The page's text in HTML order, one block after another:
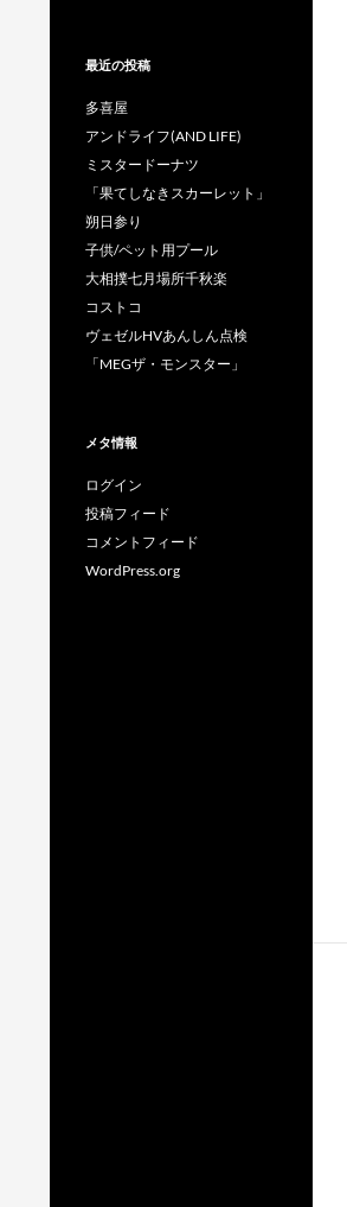
最近の投稿
多喜屋
アンドライフ(AND LIFE)
ミスタードーナツ
「果てしなきスカーレット」
朔日参り
子供/ペット用プール
大相撲七月場所千秋楽
コストコ
ヴェゼルHVあんしん点検
「MEGザ・モンスター」
メタ情報
ログイン
投稿フィード
コメントフィード
WordPress.org